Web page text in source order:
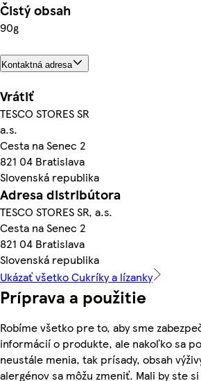
Čistý obsah
90g
Kontaktná adresa
Vrátiť
TESCO STORES SR
a.s.
Cesta na Senec 2
821 04 Bratislava
Slovenská republika
Adresa distribútora
TESCO STORES SR, a.s.
Cesta na Senec 2
821 04 Bratislava
Slovenská republika
Ukázať všetko Cukríky a lízanky
Príprava a použitie
Robíme všetko pre to, aby sme
informácií o produkte, ale nakoľko sa
neustále menia, tak prísady, obsah
alergénov sa môžu zmeniť. Mali by ste